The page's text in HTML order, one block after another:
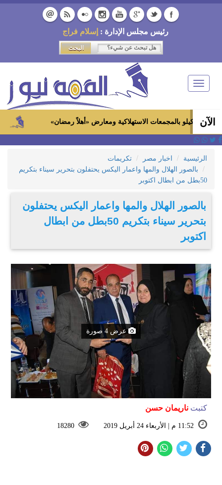
رئيس مجلس الإدارة : إسلام فراج
Toggle
navigation
الآن زاهي
الرئيسية اخبار مصر
تكريمات
بالصور الهلال والمها واعمار اليكس يحتفلون بتحرير سيناء بتكريم
50بطل من ابطال اكتوبر
بالصور الهلال والمها واعمار اليكس يحتفلون
بتحرير سيناء بتكريم 50بطل من ابطال
اكتوبر
عرض 4 صورة
كتبت ناريمان حسن
11:52 م | الأربعاء 24 أبريل 2019 18280